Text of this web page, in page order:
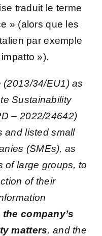
traduit le terme
» (alors que les
par exemple
»).
34/EU1) as
Sustainability
– 2022/24642)
and listed small
(SMEs), as
of large groups, to
of their
the company’s
matters, and the